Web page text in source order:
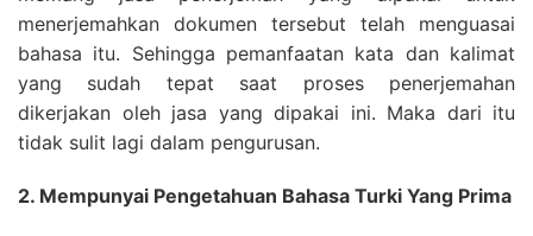
menerjemahkan dokumen tersebut telah menguasai
bahasa itu. Sehingga pemanfaatan kata dan kalimat
yang sudah tepat saat proses penerjemahan
dikerjakan oleh jasa yang dipakai ini. Maka dari itu
tidak sulit lagi dalam pengurusan.
2. Mempunyai Pengetahuan Bahasa Turki Yang Prima